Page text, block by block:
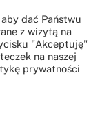
dać Państwu
z wizytą na
"Akceptuję"
na naszej
prywatności